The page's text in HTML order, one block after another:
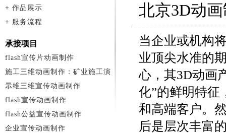
北京3D动
当企业或机构
业顶尖水准的
心，其3D动画
化”的鲜明特征
和高端客户。
后是层次丰富
+ 作品展示
+ 服务流程
承接项目
flash宣传片动画制作
施工三维动画制作：矿业施工演
示
二维三维宣传动画制作
flash宣传动画制作
flash公益宣传动画制作
企业宣传动画制作